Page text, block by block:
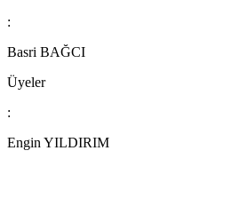
:
Basri BAĞCI
Üyeler
:
Engin YILDIRIM